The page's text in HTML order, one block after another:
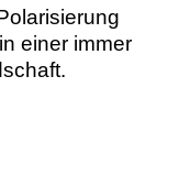
einer immer